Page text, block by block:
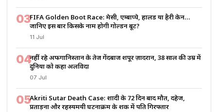
03FIFA Golden Boot Race: मेसी, एम्बाप्पे, हालैंड या हैरी केन…
जानिए इस बार किसके नाम होगी गोल्डन बूट?
11 Jul
04नहीं रहे अफगानिस्तान के तेज गेंदबाज शपूर ज़ादरान, 38 साल की उम्र में
दुनिया को कहा अलविदा
07 Jul
05Akriti Sutar Death Case: शादी के 72 दिन बाद मौत, दहेज,
प्रताड़ना और रहस्यमयी घटनाक्रम के शक में पति गिरफ्तार